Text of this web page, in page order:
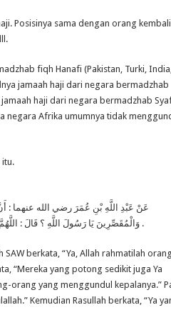
Posisinya sama dengan orang kembali
fiqh Hanafi (Pakistan, Turki,
jamaah haji dari negara bermadzhab
haji dari negara bermadzhab
negara Afrika umumnya tidak
itu.
عَنْ عَبْدِ اللَّهِ بْنِ عُمَرَ رضي الله عنهما :
وَالْمُقَصِّرِينَ يَا رَسُولَ اللَّهِ ؟ قَالَ : اللَّهُمَّ ارْحَمْ الْمُحَلِّقِينَ . قَالُوا وَالْمُقَصِّرِينَ يَا رَسُولَ اللَّهِ ؟ قَالَ : وَالْمُقَصِّرِينَ .
berkata, “Ya, Allah rahmatilah
“Mereka yang potong sedikit juga Ya
orang yang menggundul kepalanya.”
Kemudian Rasullah berkata, “Ya